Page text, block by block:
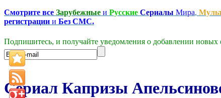
Смотрите все Зарубежные и Русские Сериалы Мира,
регистрации и Без СМС.
Подпишитесь, и получайте уведомления о добавлении новых
Сериал Капризы